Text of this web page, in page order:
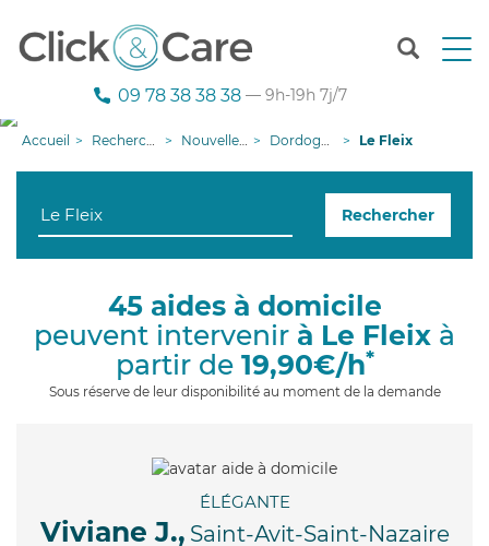
T
n
g
09 78 38 38 38 — 9h-19h 7j/7
Accueil Recherche aide à domicile Nouvelle-Aquitaine Dordogne Le Fleix
Rechercher
45 aides à domicile
peuvent intervenir à Le Fleix à
partir de 19,90€/h*
Sous réserve de leur disponibilité au moment de la demande
ÉLÉGANTE
Viviane J., Saint-Avit-Saint-Nazaire